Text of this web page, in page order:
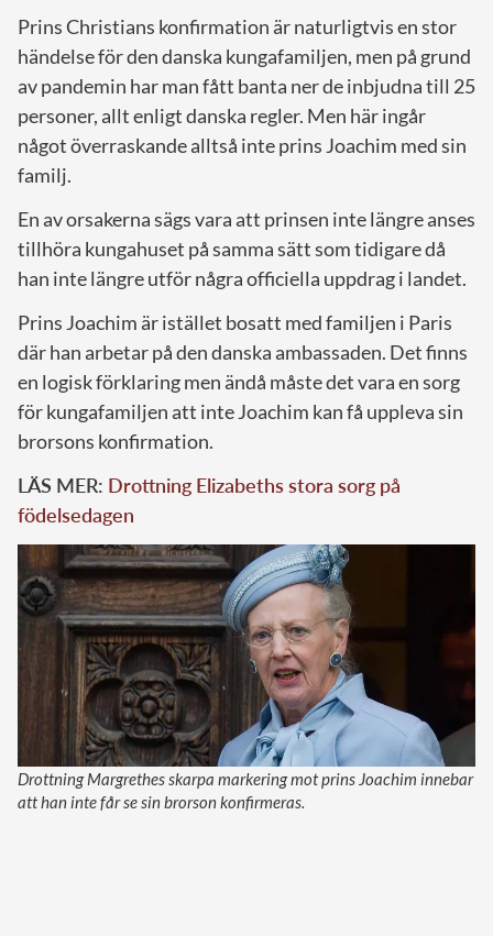
Prins Christians konfirmation är naturligtvis en stor
händelse för den danska kungafamiljen, men på grund
av pandemin har man fått banta ner de inbjudna till 25
personer, allt enligt danska regler. Men här ingår
något överraskande alltså inte prins Joachim med sin
familj.
En av orsakerna sägs vara att prinsen inte längre anses
tillhöra kungahuset på samma sätt som tidigare då
han inte längre utför några officiella uppdrag i landet.
Prins Joachim är istället bosatt med familjen i Paris
där han arbetar på den danska ambassaden. Det finns
en logisk förklaring men ändå måste det vara en sorg
för kungafamiljen att inte Joachim kan få uppleva sin
brorsons konfirmation.
LÄS MER: Drottning Elizabeths stora sorg på
födelsedagen
Drottning Margrethes skarpa markering mot prins Joachim innebar
att han inte får se sin brorson konfirmeras.